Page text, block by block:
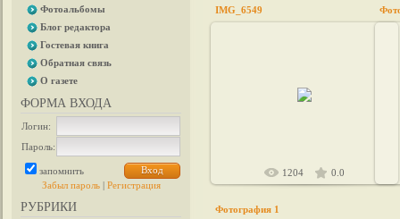
Фотоальбомы
Блог редактора
Гостевая книга
Обратная связь
О газете
ФОРМА ВХОДА
Логин:
Пароль:
запомнить
Забыл пароль| Регистрация
РУБРИКИ
IMG_6549
1204 0.0
Фотография 1